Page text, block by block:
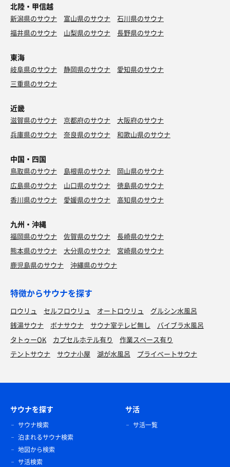
北陸・甲信越
新潟県のサウナ 富山県のサウナ
石川県のサウナ
福井県のサウナ
山梨県のサウナ 長野県のサウナ
東海
岐阜県のサウナ 静岡県のサウナ
愛知県のサウナ
三重県のサウナ
近畿
滋賀県のサウナ 京都府のサウナ
大阪府のサウナ
兵庫県のサウナ
奈良県のサウナ 和歌山県のサウナ
中国・四国
鳥取県のサウナ 島根県のサウナ
岡山県のサウナ
広島県のサウナ
山口県のサウナ
徳島県のサウナ
香川県のサウナ
愛媛県のサウナ 高知県のサウナ
九州・沖縄
福岡県のサウナ 佐賀県のサウナ
長崎県のサウナ
熊本県のサウナ
大分県のサウナ
宮崎県のサウナ
鹿児島県のサウナ
沖縄県のサウナ
特徴からサウナを探す
ロウリュ セルフロウリュ オートロウリュ
グルシン水風呂
銭湯サウナ
ボナサウナ サウナ室テレビ無し
バイブラ水風呂
タトゥーOK
カプセルホテル有り
作業スペース有り
テントサウナ
サウナ小屋 湖が水風呂 プライベートサウナ
サウナを探す
サウナ検索
泊まれるサウナ検索
地図から検索
サ活検索
サ活
サ活一覧